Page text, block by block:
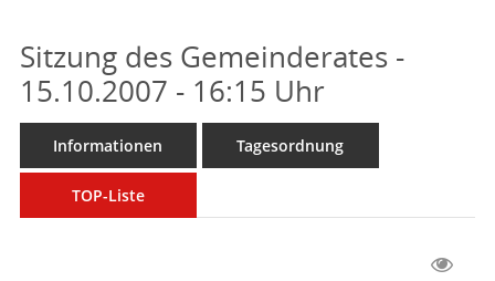
Sitzung des Gemeinderates -
15.10.2007 - 16:15 Uhr
Informationen Tagesordnung
TOP-Liste